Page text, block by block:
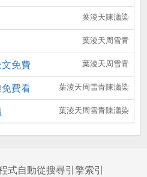
葉淩天陳瀟染
葉淩天周雪青
免費 葉淩天周雪青
費看 葉淩天周雪青陳瀟染
葉淩天周雪青陳瀟染
式自動從搜尋引擎索引